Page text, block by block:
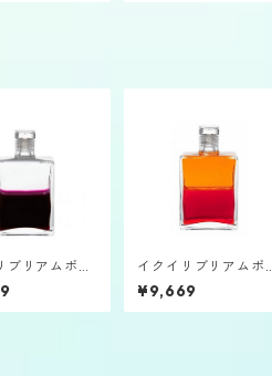
ブリアムボト
大天使メタ
イクイリブリアムボト
ルB115「大天使ケミエ
ル＆アリエル」
¥9,669